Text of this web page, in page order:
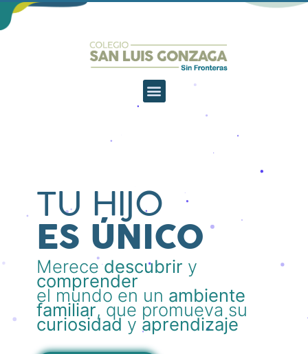
TU HIJO
ES ÚNICO
Merecedescubrir y
comprender
el mundo en un ambiente
familiar, que promueva su
curiosidad y aprendizaje